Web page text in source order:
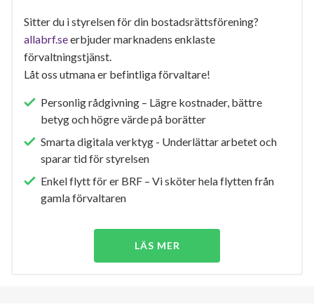
Sitter du i styrelsen för din bostadsrättsförening?
allabrf.seerbjuder marknadens enklaste
förvaltningstjänst.
Låt oss utmana er befintliga förvaltare!
Personlig rådgivning – Lägre kostnader, bättre
betyg och högre värde på borätter
Smarta digitala verktyg - Underlättar arbetet och
sparar tid för styrelsen
Enkel flytt för er BRF – Vi sköter hela flytten från
gamla förvaltaren
LÄS MER